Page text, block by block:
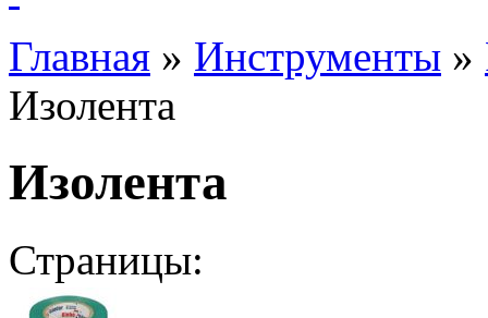
Главная » Инструменты »
Изолента
Изолента
Страницы: